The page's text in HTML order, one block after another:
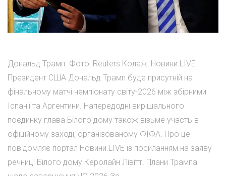
Дональд Трамп. Фото: Reuters Колаж: Новини.LIVE
Президент США Дональд Трамп буде присутній на
фінальному матчі чемпіонату світу-2026 між збірними
Іспанії та Аргентини. Напередодні вирішального
поєдинку глава Білого дому також візьме участь в
офіційному заході, організованому ФІФА. Про це
повідомляє портал Новини.LIVE із посиланням на заяву
речниці Білого дому Керолайн Лівітт. Плани Трампа